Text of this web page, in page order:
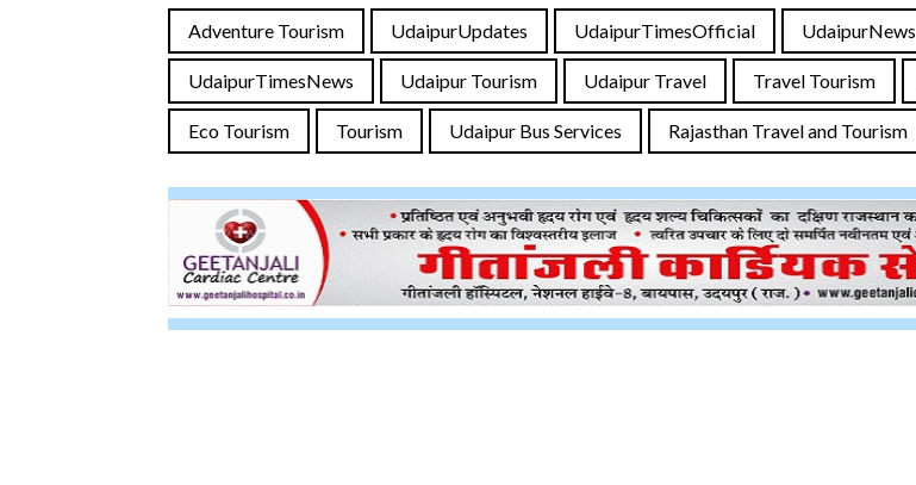
Adventure Tourism UdaipurUpdates UdaipurTimesOfficial UdaipurNews
UdaipurTimesNews Udaipur Tourism Udaipur Travel Travel Tourism
Eco Tourism Tourism Udaipur Bus Services Rajasthan Travel and Tourism